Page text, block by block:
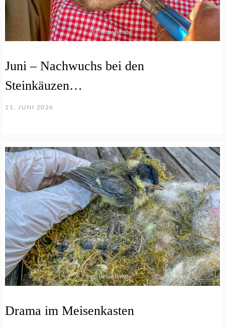
Juni – Nachwuchs bei den
Steinkäuzen…
11. JUNI 2026
Drama im Meisenkasten